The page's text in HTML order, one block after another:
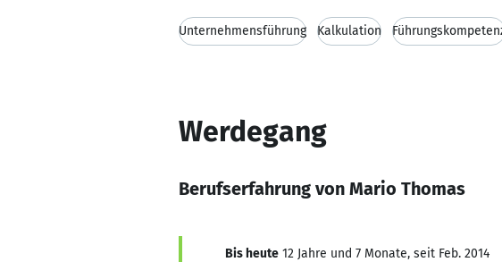
Unternehmensführung Kalkulation
Werdegang
Berufserfahrung von Mario Thomas
Bis heute 12 Jahre und 7 Monate, seit Feb. 2014